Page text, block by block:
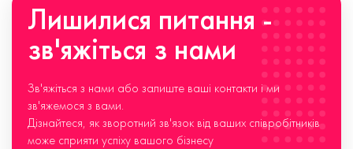
Лишилися питання -
зв'яжіться з нами
Зв'яжіться з нами або залиште ваші контакти і ми
зв'яжемося з вами.
Дізнайтеся, як зворотний зв'язок від ваших співробітників
може сприяти успіху вашого бізнесу